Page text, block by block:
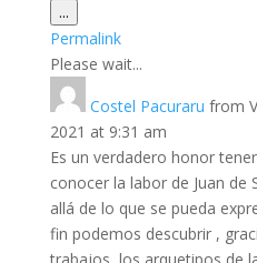
...Toggle
this
metabox.
Permalink
Please wait...
Costel Pacuraru from
2021 at 9:31 am
Es un verdadero honor
conocer la labor de Juan de
allá de lo que se pueda
fin podemos descubrir ,